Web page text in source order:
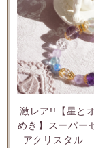
激レア!!【星と
めき】スーパ
アクリスタル